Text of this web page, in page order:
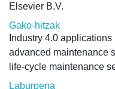
Elsevier B.V.
Gako-hitzak
Industry 4.0 applications
advanced maintenance
life-cycle maintenance
Laburpena